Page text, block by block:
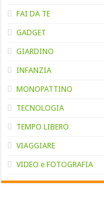
FAI DA TE
GADGET
GIARDINO
INFANZIA
MONOPATTINO
TECNOLOGIA
TEMPO LIBERO
VIAGGIARE
VIDEO e FOTOGRAFIA